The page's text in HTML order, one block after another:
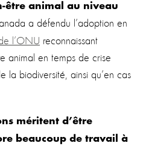
être animal au niveau
a défendu l’adoption en
l’ONU reconnaissant
animal en temps de crise
la biodiversité, ainsi qu’en cas
méritent d’être
beaucoup de travail à